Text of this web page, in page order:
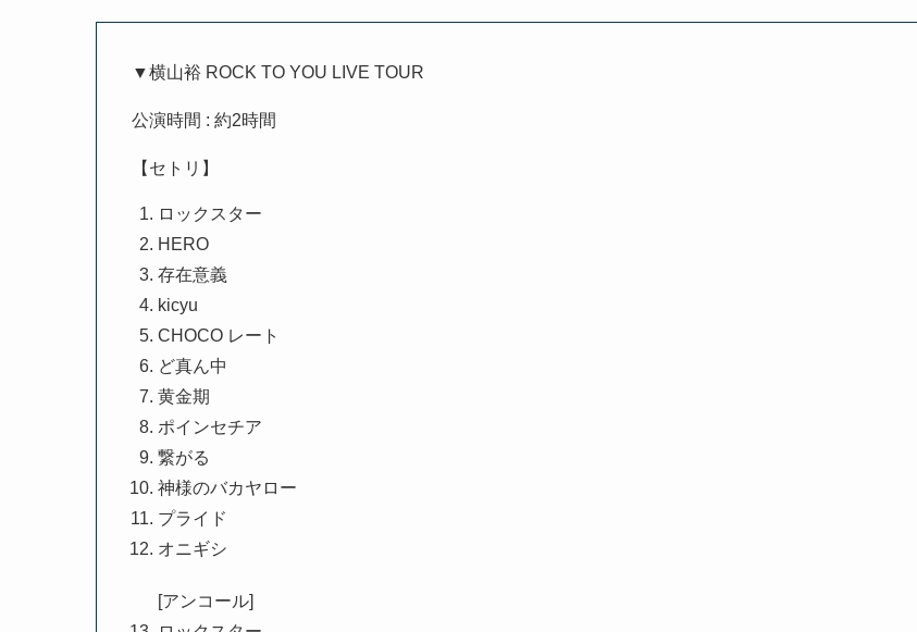
▼横山裕 ROCK TO YOU LIVE TOUR
公演時間 : 約2時間
【セトリ】
ロックスター
HERO
存在意義
kicyu
CHOCO レート
ど真ん中
黄金期
ポインセチア
繋がる
神様のバカヤロー
プライド
オニギシ
[アンコール]